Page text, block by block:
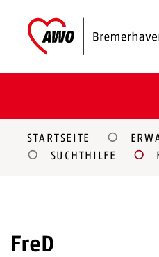
STARTSEITE
SUCHTHILFE
FreD